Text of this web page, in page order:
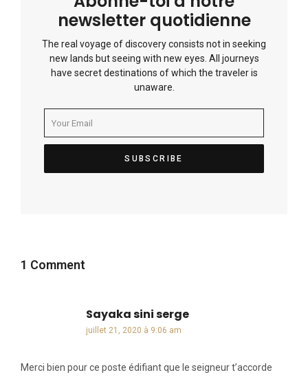
newsletter quotidienne
The real voyage of discovery consists not in seeking
new lands but seeing with new eyes. All journeys
have secret destinations of which the traveler is
unaware.
1 Comment
Sayaka sini sergedit :
juillet 21, 2020 à 9:06 am
Merci bien pour ce poste édifiant que le seigneur t’accorde